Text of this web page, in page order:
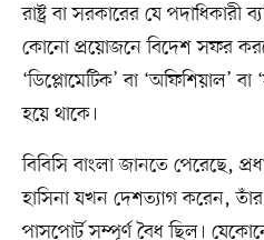
রাষ্ট্র বা সরকারের যে পদাধিকারী
কোনো প্রয়োজনে বিদেশ সফর
‘ডিপ্লোমেটিক’ বা ‘অফিশিয়াল’ বা
হয়ে থাকে।
বিবিসি বাংলা জানতে পেরেছে,
হাসিনা যখন দেশত্যাগ করেন,
পাসপোর্ট সম্পূর্ণ বৈধ ছিল।